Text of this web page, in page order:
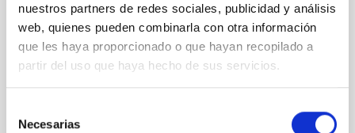
nuestros partners de redes sociales, publicidad y análisis
web, quienes pueden combinarla con otra información
que les haya proporcionado o que hayan recopilado a
partir del uso que haya hecho de sus servicios.
Necesarias
Se convoca proceso selectivo para el ingreso, como
personal laboral fijo, de un puesto de trabajo con la
categoría profesional de Técnico/a Mantenimiento
General, acogido a Convenio y que tendrá